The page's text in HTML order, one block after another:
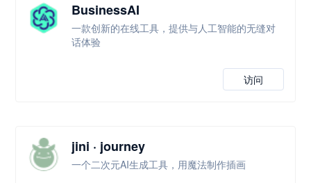
BusinessAI
一款创新的在线工具，提供与人工智能的无缝对
话体验
访问
jini · journey
一个二次元AI生成工具，用魔法制作插画